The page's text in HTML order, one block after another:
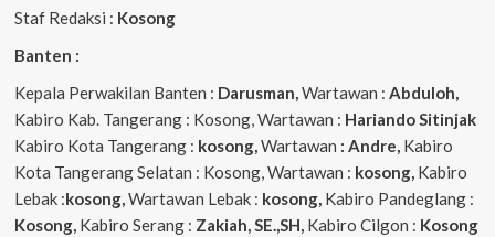
Staf Redaksi : Kosong
Banten :
Kepala Perwakilan Banten : Darusman,Wartawan : Abduloh,
Kabiro Kab. Tangerang : Kosong, Wartawan : Hariando Sitinjak
Kabiro Kota Tangerang : kosong,Wartawan : Andre, Kabiro
Kota Tangerang Selatan : Kosong, Wartawan : kosong, Kabiro
Lebak :kosong,Wartawan Lebak : kosong, Kabiro Pandeglang :
Kosong, Kabiro Serang : Zakiah, SE.,SH, Kabiro Cilgon : Kosong